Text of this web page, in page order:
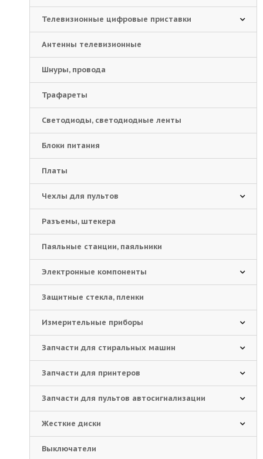
Телевизионные цифровые приставки
Антенны телевизионные
Шнуры, провода
Трафареты
Светодиоды, светодиодные ленты
Блоки питания
Платы
Чехлы для пультов
Разъемы, штекера
Паяльные станции, паяльники
Электронные компоненты
Защитные стекла, пленки
Измерительные приборы
Запчасти для стиральных машин
Запчасти для принтеров
Запчасти для пультов автосигнализации
Жесткие диски
Выключатели